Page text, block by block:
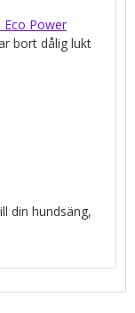
Eco Power
bort dålig lukt
din hundsäng,